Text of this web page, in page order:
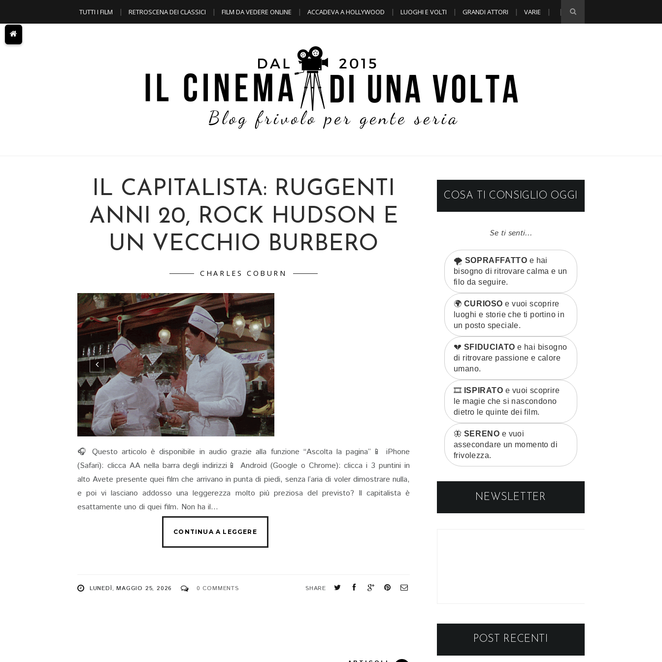
TUTTI I FILM RETROSCENA DEI CLASSICI FILM DA VEDERE ONLINE ACCADEVA A HOLLYWOOD LUOGHI E VOLTI GRANDI ATTORI VARIE
IL CAPITALISTA: RUGGENTI
ANNI 20, ROCK HUDSON E
UN VECCHIO BURBERO
CHARLES COBURN
🎧 Questo articolo è disponibile in audio grazie alla funzione “Ascolta la pagina”📱 iPhone
(Safari): clicca AA nella barra degli indirizzi📱 Android (Google o Chrome): clicca i 3 puntini in
alto Avete presente quei film che arrivano in punta di piedi, senza l’aria di voler dimostrare nulla,
e poi vi lasciano addosso una leggerezza molto più preziosa del previsto? Il capitalista è
esattamente uno di quei film. Non ha il...
LUNEDÌ, MAGGIO 25, 2026 0 COMMENTS SHARE
COSA TI CONSIGLIO OGGI
Se ti senti...
🌪️ SOPRAFFATTO e hai
bisogno di ritrovare calma e un
filo da seguire.
🌍 CURIOSO e vuoi scoprire
luoghi e storie che ti portino in
un posto speciale.
💔 SFIDUCIATO e hai bisogno
di ritrovare passione e calore
umano.
🎞️ ISPIRATO e vuoi scoprire
le magie che si nascondono
dietro le quinte dei film.
🦋 SERENO e vuoi
assecondare un momento di
frivolezza.
NEWSLETTER
POST RECENTI